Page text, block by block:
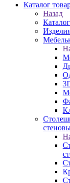
Каталог
Назад